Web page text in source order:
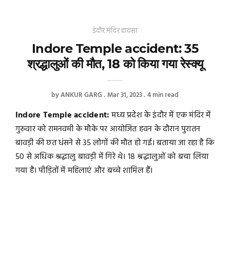
इंदौर मंदिर हादसा
Indore Temple accident: 35
श्रद्धालुओं की मौत, 18 को किया गया रेस्क्यू
byANKUR GARG Mar 31, 2023 4 min read
Indore Temple accident:मध्य प्रदेश के इंदौर में एक मंदिर में
गुरुवार को रामनवमी के मौके पर आयोजित हवन के दौरान पुरातन
बावड़ी की छत धंसने से 35 लोगों की मौत हो गई। बताया जा रहा है कि
50 से अधिक श्रद्धालु बावड़ी में गिरे थे। 18 श्रद्धालुओं को बचा लिया
गया है। पीड़ितों में महिलाएं और बच्चे शामिल हैं।